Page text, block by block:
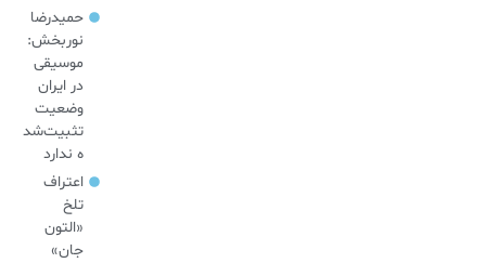
حمیدرضا
نوربخش:
موسیقی
در ایران
وضعیت
تثبیت‌شد
ه ندارد
اعتراف
تلخ
«التون
جان»